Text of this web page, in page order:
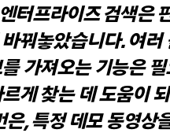
터프라이즈 검색은
꿔놓았습니다. 여러
가져오는 기능은 필
게 찾는 데 도움이
은, 특정 데모 동영상